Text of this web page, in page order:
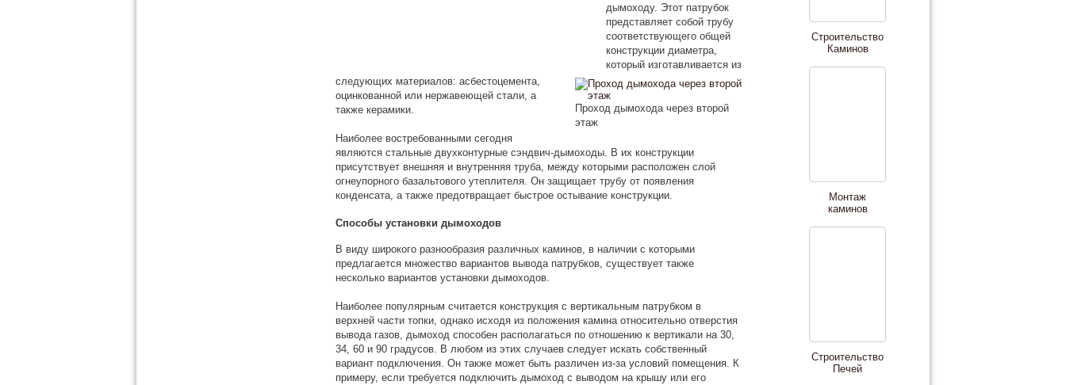
Проход дымохода через второй
этаж
дымоходу. Этот патрубок
представляет собой трубу
соответствующего общей
конструкции диаметра,
который изготавливается из
следующих материалов: асбестоцемента,
оцинкованной или нержавеющей стали, а
также керамики.
Наиболее востребованными сегодня
являются стальные двухконтурные сэндвич-дымоходы. В их конструкции
присутствует внешняя и внутренняя труба, между которыми расположен слой
огнеупорного базальтового утеплителя. Он защищает трубу от появления
конденсата, а также предотвращает быстрое остывание конструкции.
Способы установки дымоходов
В виду широкого разнообразия различных каминов, в наличии с которыми
предлагается множество вариантов вывода патрубков, существует также
несколько вариантов установки дымоходов.
Наиболее популярным считается конструкция с вертикальным патрубком в
верхней части топки, однако исходя из положения камина относительно отверстия
вывода газов, дымоход способен располагаться по отношению к вертикали на 30,
34, 60 и 90 градусов. В любом из этих случаев следует искать собственный
вариант подключения. Он также может быть различен из-за условий помещения. К
примеру, если требуется подключить дымоход с выводом на крышу или его
Строительство
Каминов
Монтаж
каминов
Строительство
Печей